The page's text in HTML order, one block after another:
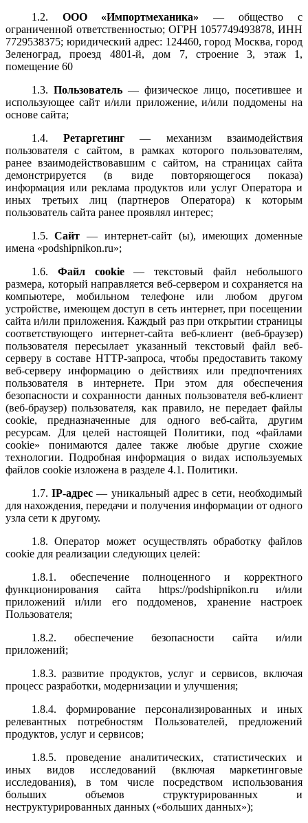
1.2. ООО «Импортмеханика» — общество с
ограниченной ответственностью; ОГРН 1057749493878, ИНН
7729538375; юридический адрес: 124460, город Москва, город
Зеленоград, проезд 4801-й, дом 7, строение 3, этаж 1,
помещение 60
1.3. Пользователь— физическое лицо, посетившее и
использующее сайт и/или приложение, и/или поддомены на
основе сайта;
1.4.Ретаргетинг — механизм взаимодействия
пользователя с сайтом, в рамках которого пользователям,
ранее взаимодействовавшим с сайтом, на страницах сайта
демонстрируется (в виде повторяющегося показа)
информация или реклама продуктов или услуг Оператора и
иных третьих лиц (партнеров Оператора) к которым
пользователь сайта ранее проявлял интерес;
1.5.Сайт— интернет-сайт (ы), имеющих доменные
имена «podshipnikon.ru»;
1.6. Файл сookie— текстовый файл небольшого
размера, который направляется веб-сервером и сохраняется на
компьютере, мобильном телефоне или любом другом
устройстве, имеющем доступ в сеть интернет, при посещении
сайта и/или приложения. Каждый раз при открытии страницы
соответствующего интернет-сайта веб-клиент (веб-браузер)
пользователя пересылает указанный текстовый файл веб-
серверу в составе HTTP-запроса, чтобы предоставить такому
веб-серверу информацию о действиях или предпочтениях
пользователя в интернете. При этом для обеспечения
безопасности и сохранности данных пользователя веб-клиент
(веб-браузер) пользователя, как правило, не передает файлы
cookie, предназначенные для одного веб-сайта, другим
ресурсам. Для целей настоящей Политики, под «файлами
cookie» понимаются далее также любые другие схожие
технологии. Подробная информация о видах используемых
файлов cookie изложена в разделе 4.1. Политики.
1.7.IP-адрес — уникальный адрес в сети, необходимый
для нахождения, передачи и получения информации от одного
узла сети к другому.
1.8. Оператор может осуществлять обработку файлов
cookie для реализации следующих целей:
1.8.1. обеспечение полноценного и корректного
функционирования сайта https://podshipnikon.ru и/или
приложений и/или его поддоменов, хранение настроек
Пользователя;
1.8.2. обеспечение безопасности сайта и/или
приложений;
1.8.3. развитие продуктов, услуг и сервисов, включая
процесс разработки, модернизации и улучшения;
1.8.4. формирование персонализированных и иных
релевантных потребностям Пользователей, предложений
продуктов, услуг и сервисов;
1.8.5. проведение аналитических, статистических и
иных видов исследований (включая маркетинговые
исследования), в том числе посредством использования
больших объемов структурированных и
неструктурированных данных («больших данных»);